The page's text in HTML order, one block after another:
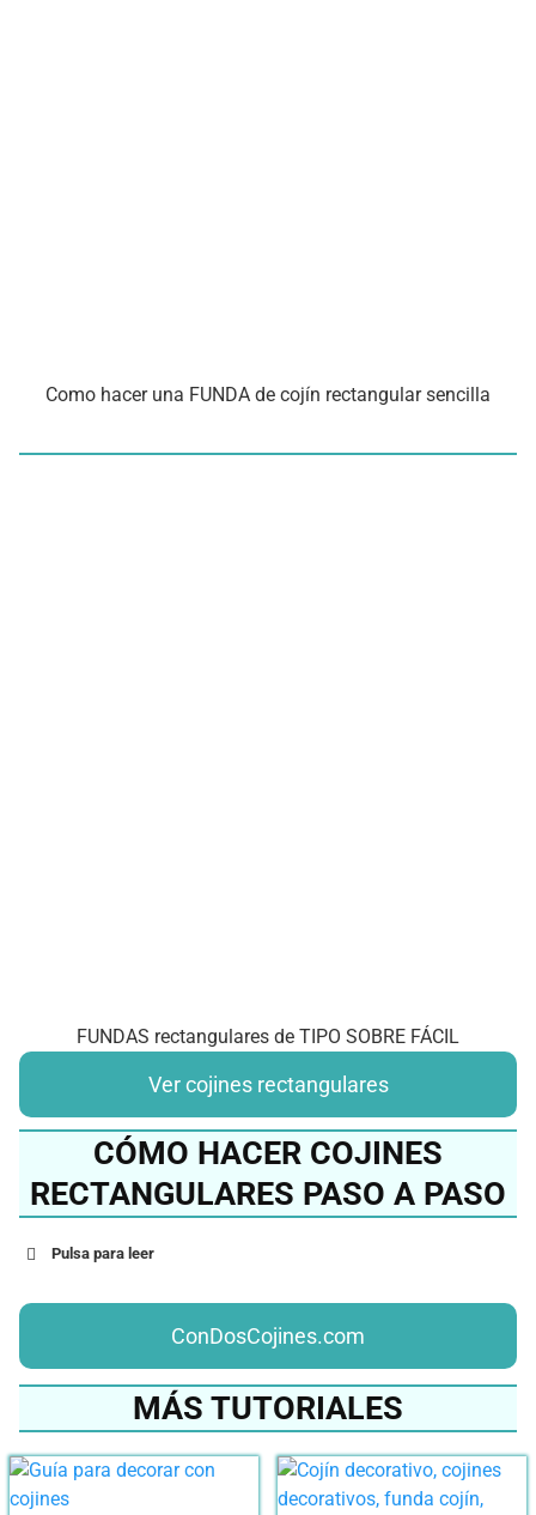
Como hacer una FUNDA de cojín rectangular sencilla
FUNDAS rectangulares de TIPO SOBRE FÁCIL
Ver cojines rectangulares
CÓMO HACER COJINES
RECTANGULARES PASO A PASO
Pulsa para leer
ConDosCojines.com
MÁS TUTORIALES